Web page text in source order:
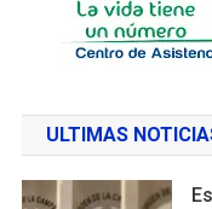
ULTIMAS